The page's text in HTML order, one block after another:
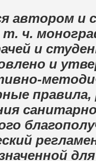
автором и
ч.
и
и